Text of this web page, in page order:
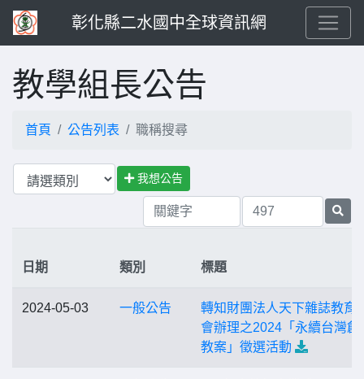
彰化縣二水國中全球資訊網
教學組長公告
首頁 公告列表 職稱搜尋
我想公告
日期 類別 標題
2024-05-03 一般公告
轉知財團法人天下雜誌教育
會辦理之2024「永續台灣創
教案」徵選活動